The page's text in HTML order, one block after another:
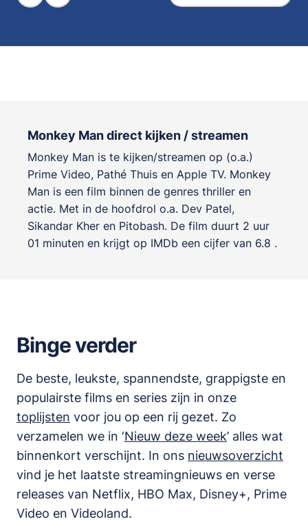
Monkey Man direct kijken / streamen
Monkey Man is te kijken/streamen op (o.a.)
Prime Video, Pathé Thuis en Apple TV. Monkey
Man is een film binnen de genres thriller en
actie. Met in de hoofdrol o.a. Dev Patel,
Sikandar Kher en Pitobash. De film duurt 2 uur
01 minuten en krijgt op IMDb een cijfer van 6.8 .
Binge verder
De beste, leukste, spannendste, grappigste en
populairste films en series zijn in onze
toplijsten voor jou op een rij gezet. Zo
verzamelen we in ‘Nieuw deze week’ alles wat
binnenkort verschijnt. In ons nieuwsoverzicht
vind je het laatste streamingnieuws en verse
releases van Netflix, HBO Max, Disney+, Prime
Video en Videoland.